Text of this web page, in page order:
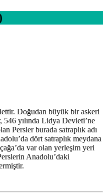
Doğudan büyük bir askeri
546 yılında Lidya Devleti’ne
Persler burada satraplık adı
dört satraplık meydana
var olan yerleşim yeri
Anadolu’daki